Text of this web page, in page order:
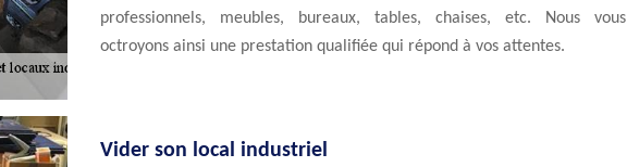
professionnels, meubles, bureaux, tables, chaises, etc. Nous vous
octroyons ainsi une prestation qualifiée qui répond à vos attentes.
Vider son local industriel